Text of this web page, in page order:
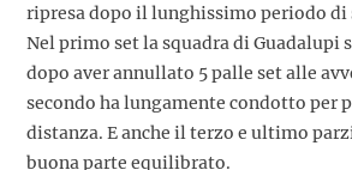
ripresa dopo il lunghissimo periodo di
Nel primo set la squadra di Guadalupi
dopo aver annullato 5 palle set alle
secondo ha lungamente condotto per
distanza. E anche il terzo e ultimo
buona parte equilibrato.